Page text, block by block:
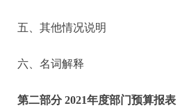
五、其他情况说明
六、名词解释
第二部分 2021年度部门预算报表